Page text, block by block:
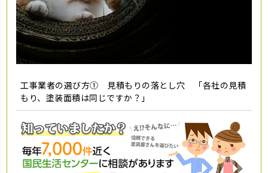
工事業者の選び方① 見積もりの落とし穴 「各社の見積
もり、塗装面積は同じですか？」